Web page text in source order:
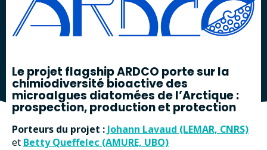
Le projet flagship ARDCO porte sur la
chimiodiversité bioactive des
microalgues diatomées de l’Arctique :
prospection, production et protection
Porteurs du projet : Johann Lavaud (LEMAR, CNRS)
et Betty Queffelec (AMURE, UBO)